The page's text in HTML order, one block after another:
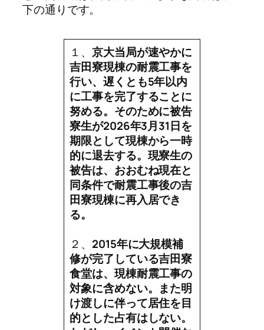
下の通りです。
１、京大当局が速やかに
吉田寮現棟の耐震工事を
行い、遅くとも5年以内
に工事を完了することに
努める。そのために被告
寮生が2026年3月31日を
期限として現棟から一時
的に退去する。現寮生の
被告は、おおむね現在と
同条件で耐震工事後の吉
田寮現棟に再入居でき
る。
２、 2015年に大規模補
修が完了している吉田寮
食堂は、現棟耐震工事の
対象に含めない。また明
け渡しに伴って居住を目
的とした占有はしない。